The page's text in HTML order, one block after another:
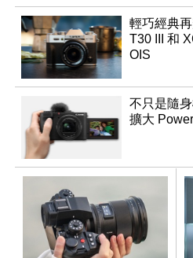
輕巧經典
T30 III 和
OIS
不只是隨
擴大